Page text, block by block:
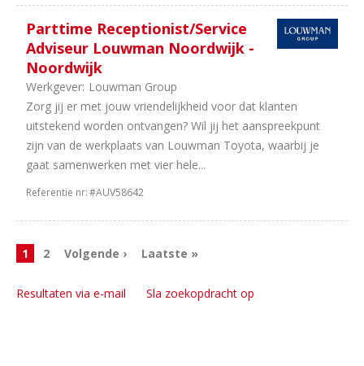
Parttime Receptionist/Service
Adviseur Louwman Noordwijk -
Noordwijk
Werkgever: Louwman Group
Zorg jij er met jouw vriendelijkheid voor dat klanten
uitstekend worden ontvangen? Wil jij het aanspreekpunt
zijn van de werkplaats van Louwman Toyota, waarbij je
gaat samenwerken met vier hele...
Referentie nr:#AUV58642
1 2 Volgende › Laatste »
Resultaten via e-mail Sla zoekopdracht op